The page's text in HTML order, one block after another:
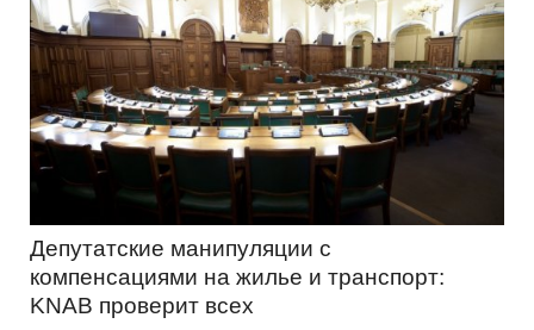
Депутатские манипуляции с
компенсациями на жилье и транспорт:
KNAB проверит всех